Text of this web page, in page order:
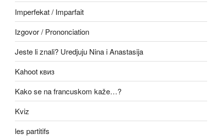
Imperfekat / Imparfait
Izgovor / Prononciation
Jeste li znali? Uredjuju Nina i Anastasija
Kahoot квиз
Kako se na francuskom kaže…?
Kviz
les partitifs